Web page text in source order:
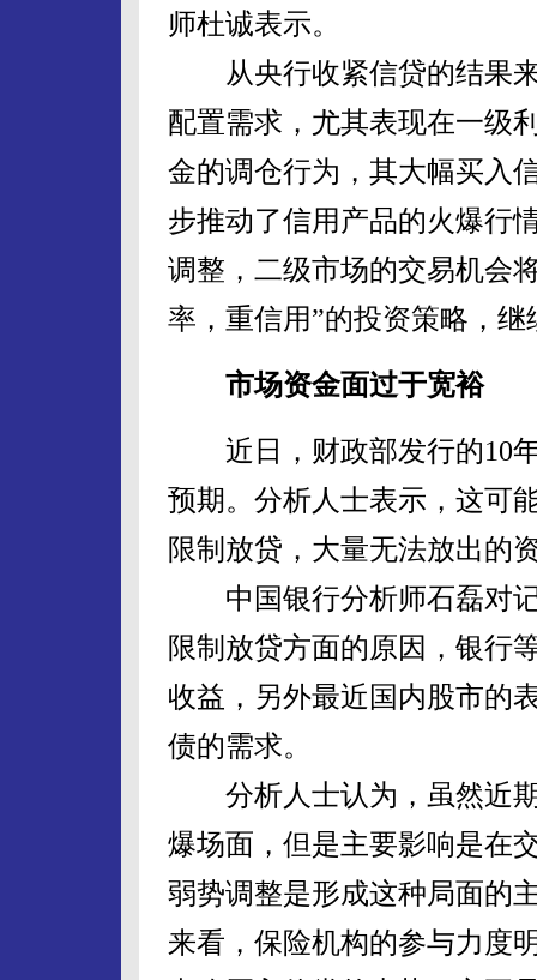
师杜诚表示。
从央行收紧信贷的结果来
配置需求，尤其表现在一级
金的调仓行为，其大幅买入
步推动了信用产品的火爆行
调整，二级市场的交易机会
率，重信用”的投资策略，
市场资金面过于宽裕
近日，财政部发行的10年
预期。分析人士表示，这可
限制放贷，大量无法放出的
中国银行分析师石磊对记
限制放贷方面的原因，银行
收益，另外最近国内股市的
债的需求。
分析人士认为，虽然近期
爆场面，但是主要影响是在
弱势调整是形成这种局面的
来看，保险机构的参与力度